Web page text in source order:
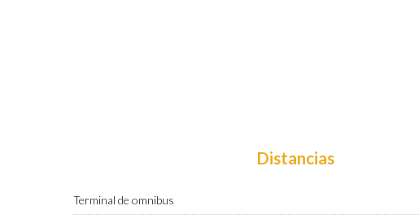
Distancias
Terminal de omnibus